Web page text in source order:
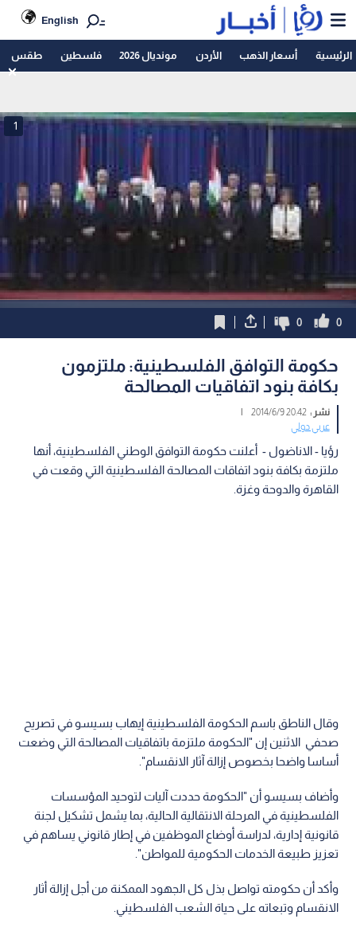
English
الرئيسية أسعار الذهب الأردن مونديال 2026 فلسطين طقس
1
0
0
حكومة التوافق الفلسطينية: ملتزمون
بكافة بنود اتفاقيات المصالحة
نشر :20:42 2014/6/9
|
عربي دولي
رؤيا - الاناضول - أعلنت حكومة التوافق الوطني الفلسطينية، أنها
ملتزمة بكافة بنود اتفاقات المصالحة الفلسطينية التي وقعت في
القاهرة والدوحة وغزة.
وقال الناطق باسم الحكومة الفلسطينية إيهاب بسيسو في تصريح
صحفي الاثنين إن "الحكومة ملتزمة باتفاقيات المصالحة التي وضعت
أساسا واضحا بخصوص إزالة آثار الانقسام".
وأضاف بسيسو أن "الحكومة حددت آليات لتوحيد المؤسسات
الفلسطينية في المرحلة الانتقالية الحالية، بما يشمل تشكيل لجنة
قانونية إدارية، لدراسة أوضاع الموظفين في إطار قانوني يساهم في
تعزيز طبيعة الخدمات الحكومية للمواطن".
وأكد أن حكومته تواصل بذل كل الجهود الممكنة من أجل إزالة أثار
الانقسام وتبعاته على حياة الشعب الفلسطيني.